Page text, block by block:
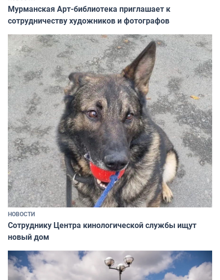
Мурманская Арт-библиотека приглашает к
сотрудничеству художников и фотографов
НОВОСТИ
Сотруднику Центра кинологической службы ищут
новый дом